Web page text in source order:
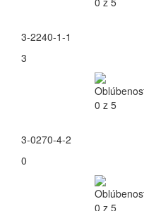
3-2240-1-1
3
3-0270-4-2
0